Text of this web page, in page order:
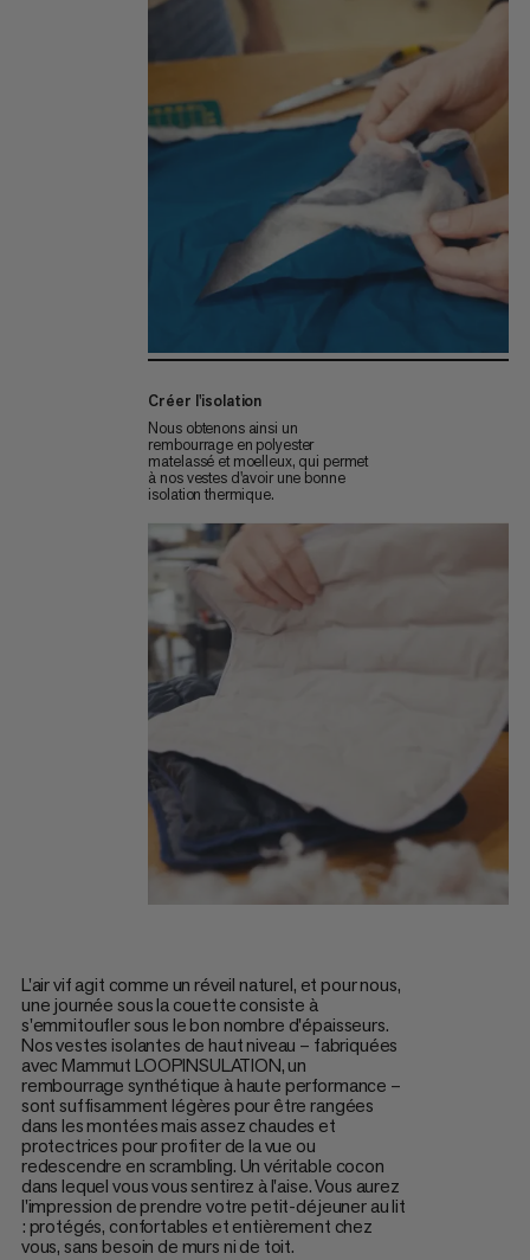
Créer l'isolation
Nous obtenons ainsi un
rembourrage en polyester
matelassé et moelleux, qui permet
à nos vestes d'avoir une bonne
isolation thermique.
L'air vif agit comme un réveil naturel, et pour nous,
une journée sous la couette consiste à
s'emmitoufler sous le bon nombre d'épaisseurs.
Nos vestes isolantes de haut niveau – fabriquées
avec Mammut LOOPINSULATION, un
rembourrage synthétique à haute performance –
sont suffisamment légères pour être rangées
dans les montées mais assez chaudes et
protectrices pour profiter de la vue ou
redescendre en scrambling. Un véritable cocon
dans lequel vous vous sentirez à l'aise. Vous aurez
l'impression de prendre votre petit-déjeuner au lit
: protégés, confortables et entièrement chez
vous, sans besoin de murs ni de toit.